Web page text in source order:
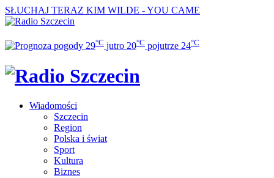
SŁUCHAJ TERAZ KIM WILDE - YOU CAME
29°C jutro 20°C pojutrze 24°C
Wiadomości
Szczecin
Region
Polska i świat
Sport
Kultura
Biznes